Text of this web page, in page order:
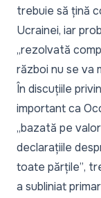
trebuie să țină
Ucrainei, iar
„rezolvată
război nu se va
În discuțiile
important ca
„bazată pe
declarațiile
toate părțile”,
a subliniat